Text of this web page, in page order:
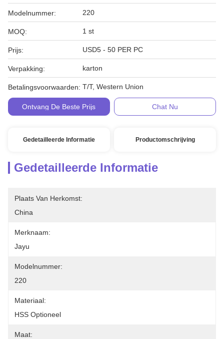
Modelnummer: 220
MOQ: 1 st
Prijs: USD5 - 50 PER PC
Verpakking: karton
Betalingsvoorwaarden: T/T, Western Union
Ontvang De Beste Prijs Chat Nu
Gedetailleerde Informatie Productomschrijving
Gedetailleerde Informatie
Plaats Van Herkomst:
China
Merknaam:
Jayu
Modelnummer:
220
Materiaal:
HSS Optioneel
Maat: